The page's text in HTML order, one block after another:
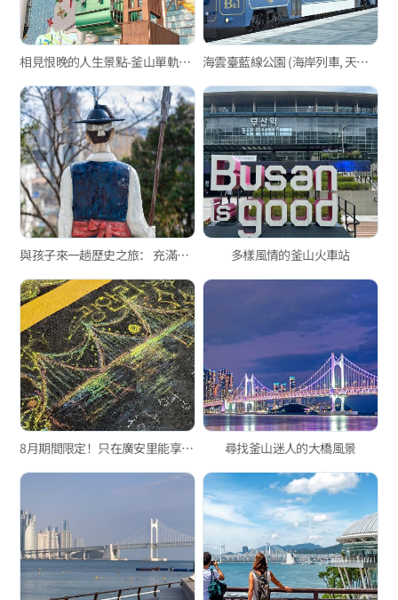
相見恨晚的人生景點-釜山單軌電車篇 海雲臺藍線公園 (海岸列車, 天空膠囊列車)
與孩子來一趟歷史之旅： 充滿歷史的巷弄「釜山浦開港街道」 多樣風情的釜山火車站
8月期間限定！只在廣安里能享受的特別活動 尋找釜山迷人的大橋風景